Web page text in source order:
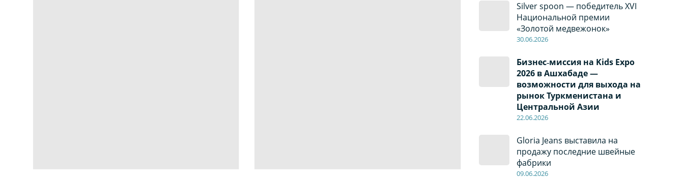
Silver spoon — победитель XVI
Национальной премии
«Золотой медвежонок»
30.06.2026
Бизнес‑миссия на Kids Expo
2026 в Ашхабаде —
возможности для выхода на
рынок Туркменистана и
Центральной Азии
22.06.2026
Gloria Jeans выставила на
продажу последние швейные
фабрики
09.06.2026